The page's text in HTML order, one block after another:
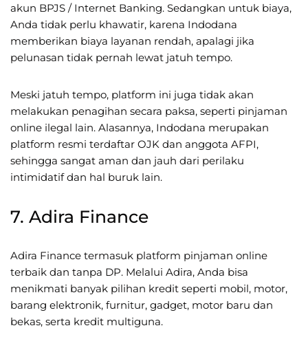
akun BPJS / Internet Banking. Sedangkan untuk biaya,
Anda tidak perlu khawatir, karena Indodana
memberikan biaya layanan rendah, apalagi jika
pelunasan tidak pernah lewat jatuh tempo.
Meski jatuh tempo, platform ini juga tidak akan
melakukan penagihan secara paksa, seperti pinjaman
online ilegal lain. Alasannya, Indodana merupakan
platform resmi terdaftar OJK dan anggota AFPI,
sehingga sangat aman dan jauh dari perilaku
intimidatif dan hal buruk lain.
7. Adira Finance
Adira Finance termasuk platform pinjaman online
terbaik dan tanpa DP. Melalui Adira, Anda bisa
menikmati banyak pilihan kredit seperti mobil, motor,
barang elektronik, furnitur, gadget, motor baru dan
bekas, serta kredit multiguna.